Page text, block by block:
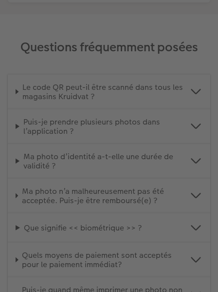
Questions fréquemment posées
Le code QR peut-il être scanné dans tous les
magasins Kruidvat ?
Puis-je prendre plusieurs photos dans
l’application ?
Ma photo d’identité a-t-elle une durée de
validité ?
Ma photo n’a malheureusement pas été
acceptée. Puis-je être remboursé(e) ?
Que signifie << biométrique >> ?
Quels moyens de paiement sont acceptés
pour le paiement immédiat?